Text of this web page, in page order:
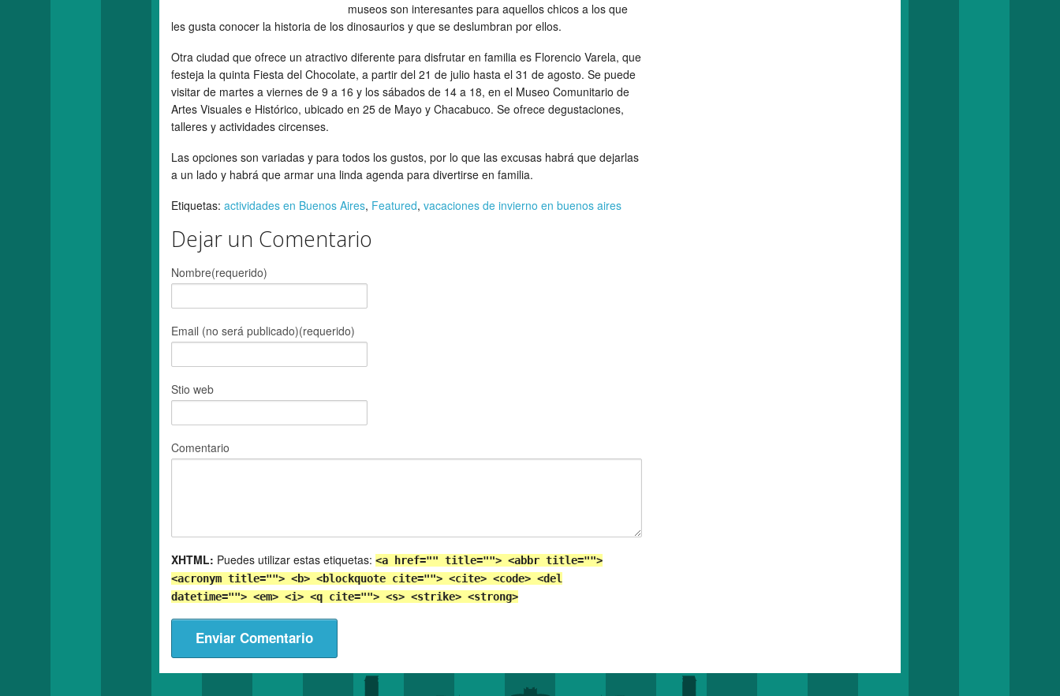
museos son interesantes para aquellos chicos a los que
les gusta conocer la historia de los dinosaurios y que se deslumbran por ellos.
Otra ciudad que ofrece un atractivo diferente para disfrutar en familia es Florencio Varela, que
festeja la quinta Fiesta del Chocolate, a partir del 21 de julio hasta el 31 de agosto. Se puede
visitar de martes a viernes de 9 a 16 y los sábados de 14 a 18, en el Museo Comunitario de
Artes Visuales e Histórico, ubicado en 25 de Mayo y Chacabuco. Se ofrece degustaciones,
talleres y actividades circenses.
Las opciones son variadas y para todos los gustos, por lo que las excusas habrá que dejarlas
a un lado y habrá que armar una linda agenda para divertirse en familia.
Etiquetas: actividades en Buenos Aires, Featured, vacaciones de invierno en buenos aires
Dejar un Comentario
Nombre(requerido)
Email (no será publicado)(requerido)
Stio web
Comentario
XHTML: Puedes utilizar estas etiquetas: <a href="" title=""> <abbr title="">
<acronym title=""> <b> <blockquote cite=""> <cite> <code> <del
datetime=""> <em> <i> <q cite=""> <s> <strike> <strong>